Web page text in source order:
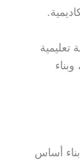
تعليمية
أساس